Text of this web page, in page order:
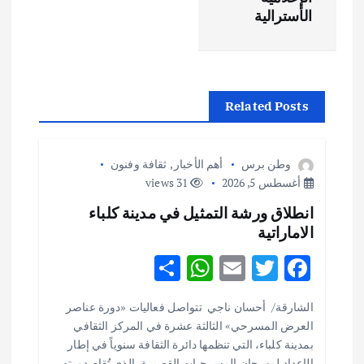
م
ت
الأسترالية
Related Posts
وطن برس أهم الأخبار , ثقافة وفنون
أغسطس 5, 2026
31 views
انطلاق ورشة التمثيل في مدينة كلباء
الاماراتية
F
ac
e
b
T
w
it
te
E
ai
l
W
h
at
s
h
ar
e
الشارقة/ أحسان ناجي تتواصل فعاليات «دورة عناصر
العرض المسرحي» الثالثة عشرة في المركز الثقافي
بمدينة كلباء، التي تنظمها دائرة الثقافة سنوياً في إطار